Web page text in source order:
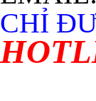
CHỈ